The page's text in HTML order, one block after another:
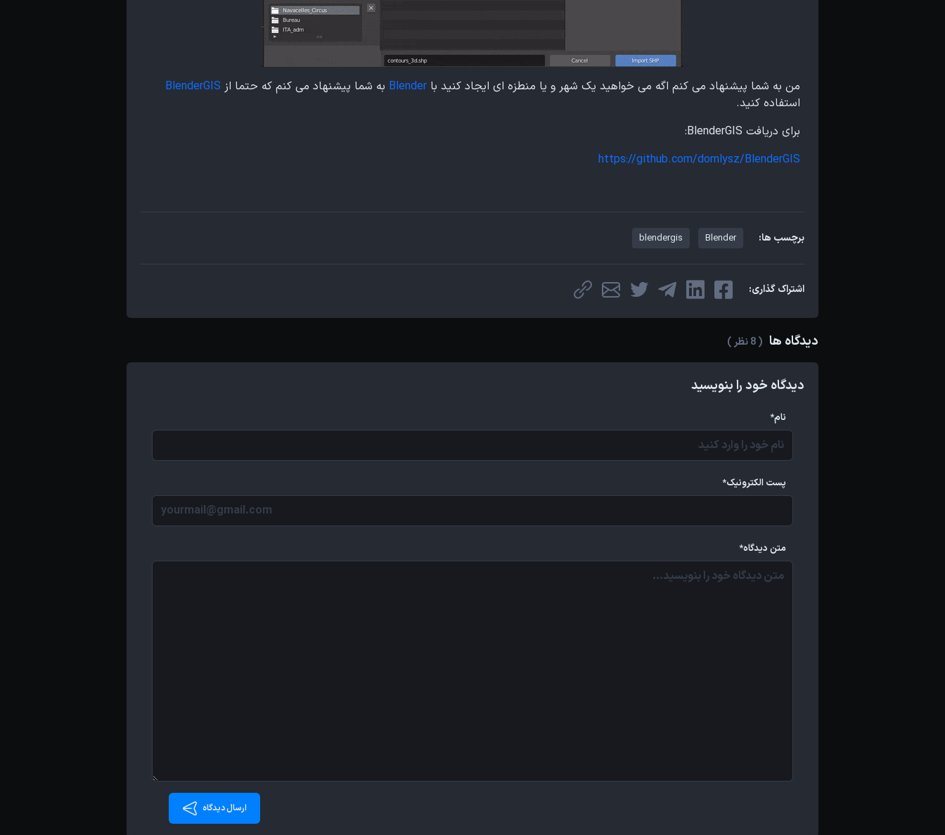
من به شما پیشنهاد می کنم اگه می خواهید یک شهر و یا منطزه ای ایجاد کنید با Blender به شما پیشنهاد می کنم که حتما از BlenderGIS
استفاده کنید.
برای دریافت BlenderGIS:
https://github.com/domlysz/BlenderGIS
برچسب ها: Blender
blendergis
اشتراک گذاری:
دیدگاه ها ( 8 نظر )
دیدگاه خود را بنویسید
نام*
پست الکترونیک*
متن دیدگاه*
ارسال دیدگاه